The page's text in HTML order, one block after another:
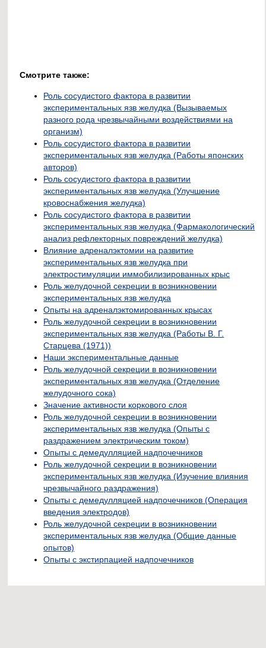
Смотрите также:
Роль сосудистого фактора в развитии
экспериментальных язв желудка (Вызываемых
разного рода чрезвычайными воздействиями на
организм)
Роль сосудистого фактора в развитии
экспериментальных язв желудка (Работы японских
авторов)
Роль сосудистого фактора в развитии
экспериментальных язв желудка (Улучшение
кровоснабжения желудка)
Роль сосудистого фактора в развитии
экспериментальных язв желудка (Фармакологический
анализ рефлекторных повреждений желудка)
Влияние адреналэктомии на развитие
экспериментальных язв желудка при
электростимуляции иммобилизированных крыс
Роль желудочной секреции в возникновении
экспериментальных язв желудка
Опыты на адреналэктомированных крысах
Роль желудочной секреции в возникновении
экспериментальных язв желудка (Работы В. Г.
Старцева (1971))
Наши экспериментальные данные
Роль желудочной секреции в возникновении
экспериментальных язв желудка (Отделение
желудочного сока)
Значение активности коркового слоя
Роль желудочной секреции в возникновении
экспериментальных язв желудка (Опыты с
раздражением электрическим током)
Опыты с демедулляцией надпочечников
Роль желудочной секреции в возникновении
экспериментальных язв желудка (Изучение влияния
чрезвычайного раздражения)
Опыты с демедулляцией надпочечников (Операция
введения электродов)
Роль желудочной секреции в возникновении
экспериментальных язв желудка (Общие данные
опытов)
Опыты с экстирпацией надпочечников